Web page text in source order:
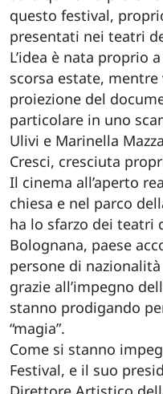
questo festival,
presentati nei teatri
L’idea è nata proprio
scorsa estate,
proiezione del
particolare in uno
Ulivi e Marinella
Cresci, cresciuta
Il cinema all’aperto
chiesa e nel parco
ha lo sfarzo dei teatri
Bolognana, paese
persone di
grazie all’impegno
stanno prodigando
“magia”.
Come si stanno
Festival, e il suo